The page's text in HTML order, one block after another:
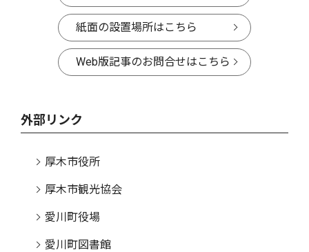
紙面の設置場所はこちら
Web版記事のお問合せはこちら
外部リンク
厚木市役所
厚木市観光協会
愛川町役場
愛川町図書館